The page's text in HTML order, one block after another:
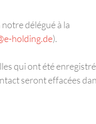
délégué à la
holding.de).
qui ont été
seront effacées